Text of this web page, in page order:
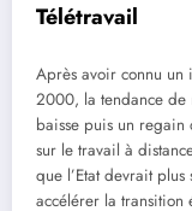
Télétravail
Après avoir connu un
2000, la tendance de
baisse puis un regain
sur le travail à
que l’Etat devrait
accélérer la transition